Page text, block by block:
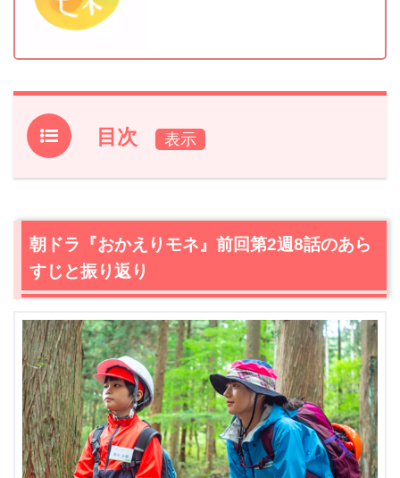
目次
1.朝ドラ『おかえりモネ』前回第2週8話のあらすじと振り
【ネタバレ】朝ドラ『おかえりモネ』第2週9話あらす
じ・感想
2.1雷雨の中では2人離れてと言われ、不安になる圭輔（阿
久津慶人）と百音（清原果耶）
2.2打開策を見つけるため、百音（清原果耶）は朝岡（西
島秀俊）の電話を鳴らす
2.3 小屋に着いて一安心。そこで菅波（坂口健太郎）から
電話が…
3.朝ドラ『おかえりモネ』第2週9話あらすじ・ネタバレ感
想まとめ
朝ドラ『おかえりモネ』前回第2週8話のあら
すじと振り返り